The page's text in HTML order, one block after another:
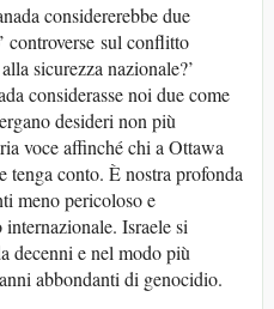
considererebbe due
controverse sul conflitto
sicurezza nazionale?’
considerasse noi due come
desideri non più
voce affinché chi a Ottawa
tenga conto. È nostra profonda
meno pericoloso e
Israele si
decenni e nel modo più
abbondanti di genocidio.